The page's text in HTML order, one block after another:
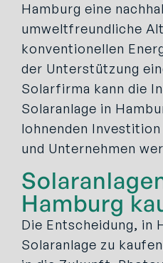
Hamburg eine
umweltfreundliche
konventionellen
der Unterstützung
Solarfirma kann die
Solaranlage in
lohnenden
und Unternehmen
Hamburg
Die Entscheidung, in
Solaranlage zu